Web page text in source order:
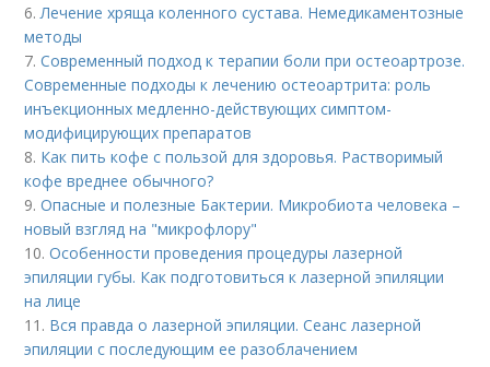
6. Лечение хряща коленного сустава. Немедикаментозные
методы
7.Современный подход к терапии боли при остеоартрозе.
Современные подходы к лечению остеоартрита: роль
инъекционных медленно-действующих симптом-
модифицирующих препаратов
8. Как пить кофе с пользой для здоровья. Растворимый
кофе вреднее обычного?
9.Опасные и полезные Бактерии. Микробиота человека –
новый взгляд на "микрофлору"
10.Особенности проведения процедуры лазерной
эпиляции губы. Как подготовиться к лазерной эпиляции
на лице
11. Вся правда о лазерной эпиляции. Сеанс лазерной
эпиляции с последующим ее разоблачением